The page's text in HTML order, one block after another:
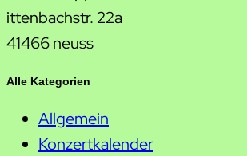
ittenbachstr. 22a
41466 neuss
Alle Kategorien
Allgemein
Konzertkalender